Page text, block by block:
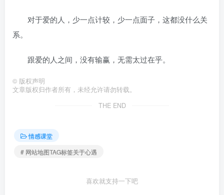
对于爱的人，少一点计较，少一点面子，这都没什么关
系。
跟爱的人之间，没有输赢，无需太过在乎。
© 版权声明
文章版权归作者所有，未经允许请勿转载。
THE END
情感课堂
# 网站地图TAG标签关于心遇
喜欢就支持一下吧